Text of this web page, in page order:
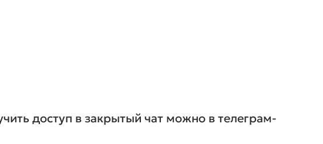
доступ в закрытый чат можно в телеграм-